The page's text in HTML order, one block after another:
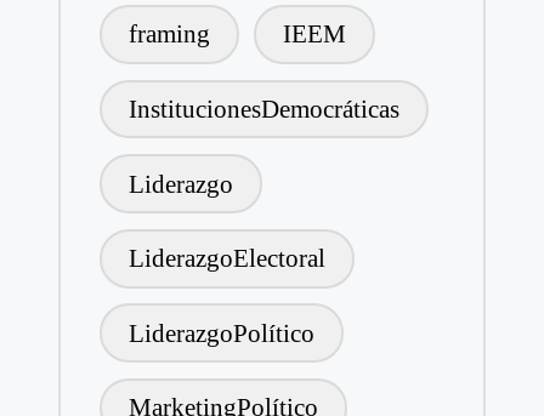
framing IEEM
InstitucionesDemocráticas
Liderazgo
LiderazgoElectoral
LiderazgoPolítico
MarketingPolítico